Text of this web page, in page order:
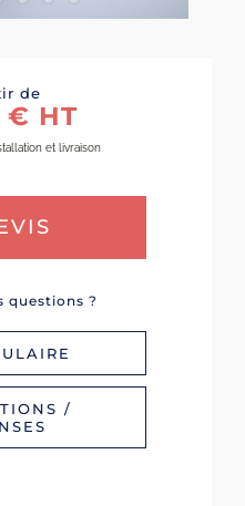
de
HT
et livraison
questions ?
/